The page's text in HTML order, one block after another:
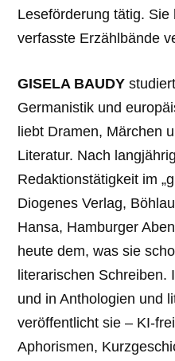
Leseförderung tätig.
verfasste Erzählbände
GISELA BAUDY
Germanistik und
liebt Dramen, Märchen
Literatur. Nach
Redaktionstätigkeit im
Diogenes Verlag,
Hansa, Hamburger
heute dem, was sie
literarischen Schreiben.
und in Anthologien und
veröffentlicht sie – KI-
Aphorismen,